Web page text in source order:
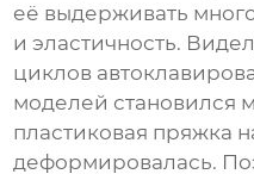
её выдерживать
и эластичность.
циклов
моделей становился
пластиковая пряжка
деформировалась.